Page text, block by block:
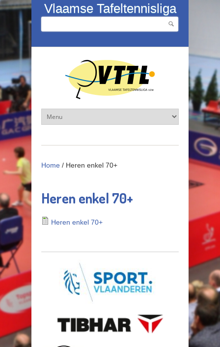
Overslaan en naar de inhoud gaan
Vlaamse Tafeltennisliga
Zoekveld
Home / Heren enkel 70+
Heren enkel 70+
Heren enkel 70+